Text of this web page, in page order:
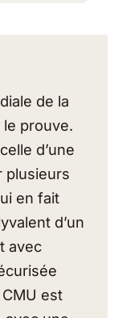
de la
prouve.
d’une
plusieurs
en fait
d’un
avec
est